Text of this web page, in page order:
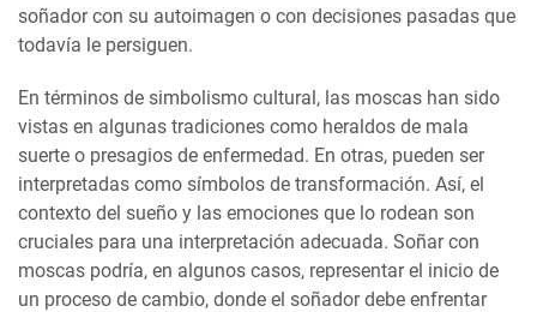
soñador con su autoimagen o con decisiones pasadas que
todavía le persiguen.
En términos de simbolismo cultural, las moscas han sido
vistas en algunas tradiciones como heraldos de mala
suerte o presagios de enfermedad. En otras, pueden ser
interpretadas como símbolos de transformación. Así, el
contexto del sueño y las emociones que lo rodean son
cruciales para una interpretación adecuada. Soñar con
moscas podría, en algunos casos, representar el inicio de
un proceso de cambio, donde el soñador debe enfrentar